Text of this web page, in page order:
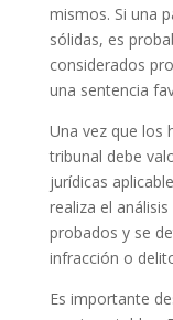
mismos. Si una
sólidas, es
considerados
una sentencia
Una vez que los
tribunal debe
jurídicas
realiza el
probados y se
infracción o
Es importante